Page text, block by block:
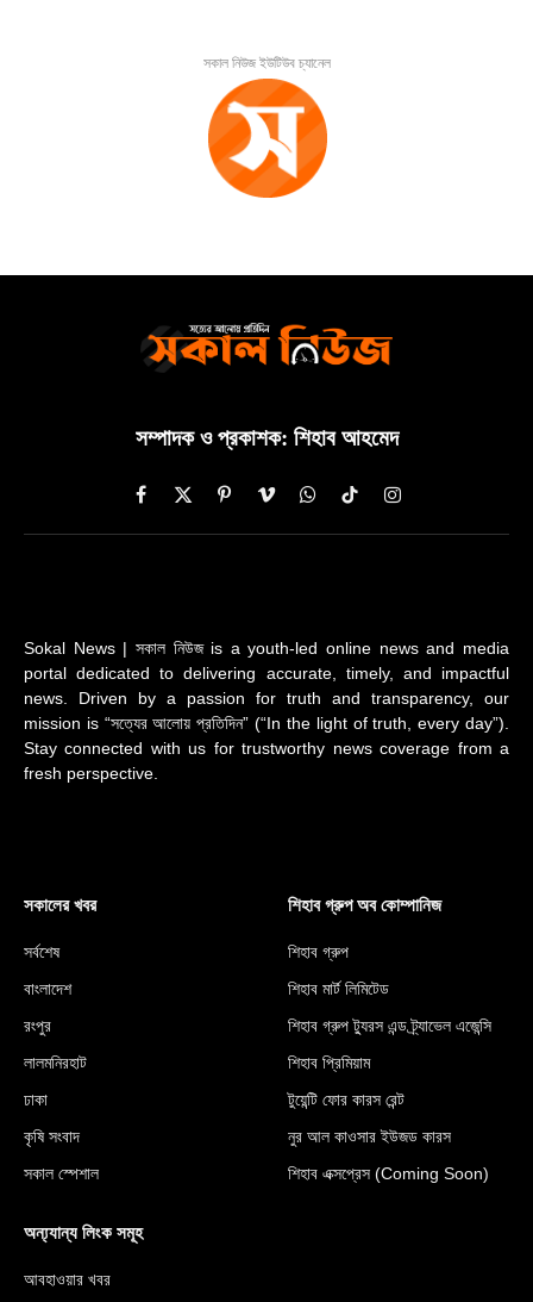
সকাল নিউজ ইউটিউব চ্যানেল
সম্পাদক ও প্রকাশক: শিহাব আহমেদ
Facebook
X
(Twitter)
PinterestVimeoWhatsAppTikTokInstagram
Sokal News | সকাল নিউজ is a youth-led online news and media
portal dedicated to delivering accurate, timely, and impactful
news. Driven by a passion for truth and transparency, our
mission is “সত্যের আলোয় প্রতিদিন” (“In the light of truth, every day”).
Stay connected with us for trustworthy news coverage from a
fresh perspective.
সকালের খবর
সর্বশেষ
বাংলাদেশ
রংপুর
লালমনিরহাট
ঢাকা
কৃষি সংবাদ
সকাল স্পেশাল
শিহাব গ্রুপ অব কোম্পানিজ
শিহাব গ্রুপ
শিহাব মার্ট লিমিটেড
শিহাব গ্রুপ ট্যুরস এন্ড ট্র্যাভেল এজেন্সি
শিহাব প্রিমিয়াম
টুয়েন্টি ফোর কারস রেন্ট
নুর আল কাওসার ইউজড কারস
শিহাব এক্সপ্রেস (Coming Soon)
অন্য্যান্য লিংক সমূহ
আবহাওয়ার খবর